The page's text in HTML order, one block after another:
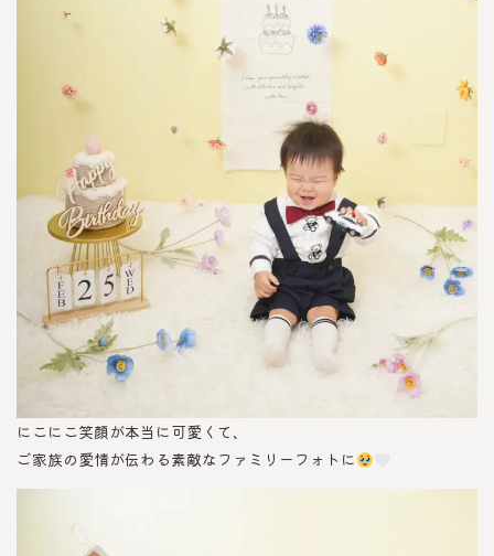
にこにこ笑顔が本当に可愛くて、
ご家族の愛情が伝わる素敵なファミリーフォトに